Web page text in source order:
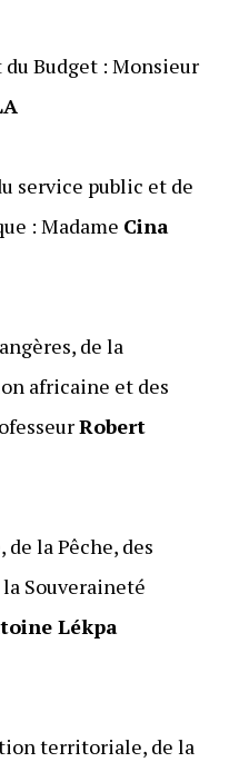
Budget : Monsieur
service public et de
: Madame Cina
de la
africaine et des
Robert
la Pêche, des
Souveraineté
Lékpa
territoriale, de la